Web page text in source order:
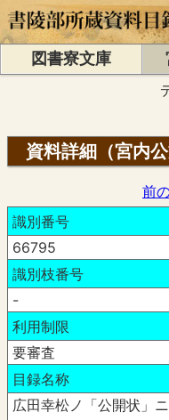
図書寮文庫
資料詳細（宮内公
前
識別番号
66795
識別枝番号
-
利用制限
要審査
目録名称
広田幸松ノ「公開状